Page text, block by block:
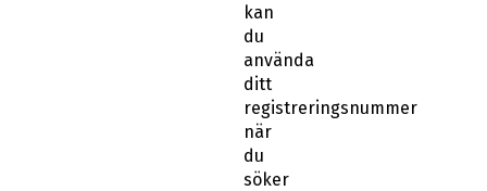
kan
du
använda
ditt
registreringsnummer
när
du
söker